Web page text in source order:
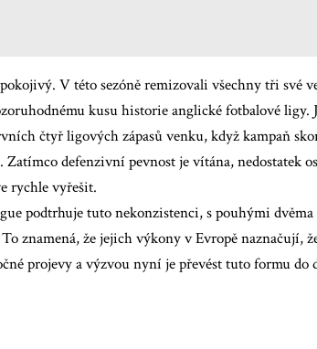
V této sezóně remizovali všechny tři své
kusu historie anglické fotbalové ligy.
čtyř ligových zápasů venku, když kampaň
defenzivní pevnost je vítána, nedostatek
rychle vyřešit.
podtrhuje tuto nekonzistenci, s pouhými dvěma
znamená, že jejich výkony v Evropě naznačují,
projevy a výzvou nyní je převést tuto formu do